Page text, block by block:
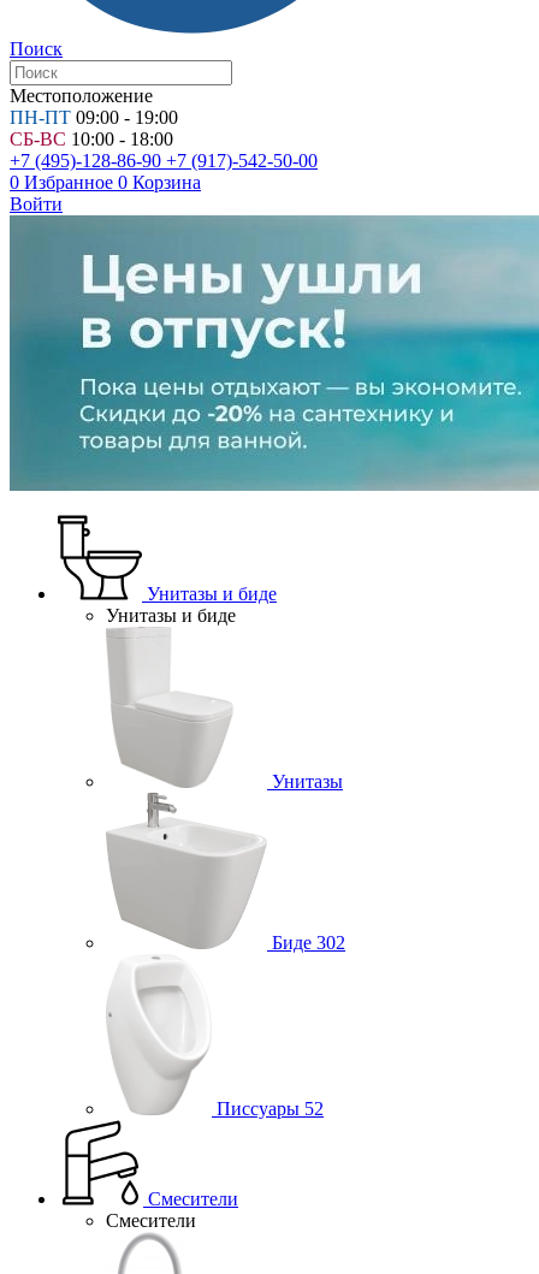
Поиск
Местоположение
ПН-ПТ 09:00 - 19:00
СБ-ВС 10:00 - 18:00
+7 (495)-128-86-90 +7 (917)-542-50-00
0 Избранное 0 Корзина
Войти
Унитазы и биде
Унитазы и биде
Унитазы
Биде 302
Писсуары 52
Смесители
Смесители